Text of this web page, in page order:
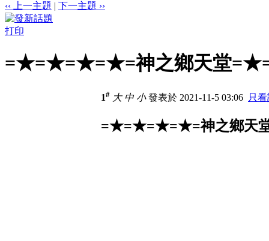
‹‹ 上一主題 | 下一主題 ››
打印
=★=★=★=★=神之鄉天堂
1# 大 中 小發表於 2021-11-5 03:06 只
=★=★=★=★=神之鄉天